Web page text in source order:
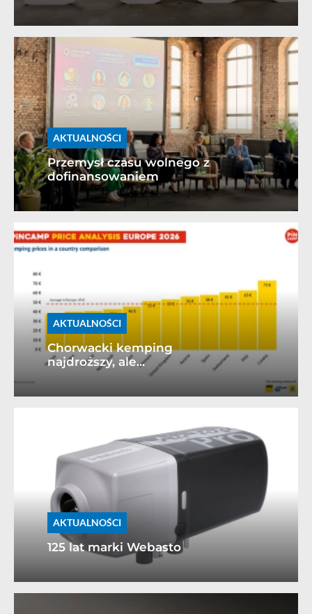
AKTUALNOŚCI
Przemysł czasu wolnego z
dofinansowaniem
AKTUALNOŚCI
Chorwacki kemping
najdroższy, ale...
AKTUALNOŚCI
125 lat marki Webasto